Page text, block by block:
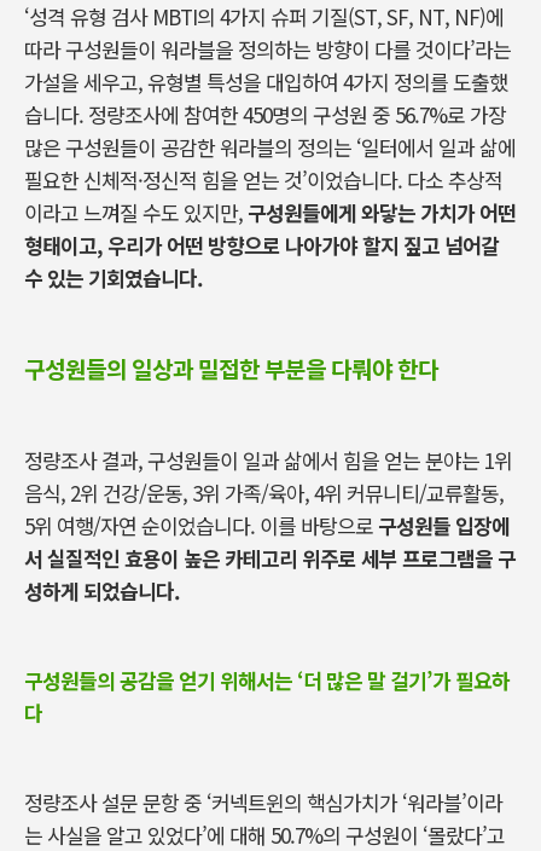
‘성격 유형 검사 MBTI의 4가지 슈퍼 기질(ST, SF, NT, NF)에
따라 구성원들이 워라블을 정의하는 방향이 다를 것이다’라는
가설을 세우고, 유형별 특성을 대입하여 4가지 정의를 도출했
습니다. 정량조사에 참여한 450명의 구성원 중 56.7%로 가장
많은 구성원들이 공감한 워라블의 정의는 ‘일터에서 일과 삶에
필요한 신체적·정신적 힘을 얻는 것’이었습니다. 다소 추상적
이라고 느껴질 수도 있지만, 구성원들에게 와닿는 가치가 어떤
형태이고, 우리가 어떤 방향으로 나아가야 할지 짚고 넘어갈
수 있는 기회였습니다.
구성원들의 일상과 밀접한 부분을 다뤄야 한다
정량조사 결과, 구성원들이 일과 삶에서 힘을 얻는 분야는 1위
음식, 2위 건강/운동, 3위 가족/육아, 4위 커뮤니티/교류활동,
5위 여행/자연 순이었습니다. 이를 바탕으로 구성원들 입장에
서 실질적인 효용이 높은 카테고리 위주로 세부 프로그램을 구
성하게 되었습니다.
구성원들의 공감을 얻기 위해서는 ‘더 많은 말 걸기’가 필요하
다
정량조사 설문 문항 중 ‘커넥트윈의 핵심가치가 ‘워라블’이라
는 사실을 알고 있었다’에 대해 50.7%의 구성원이 ‘몰랐다’고